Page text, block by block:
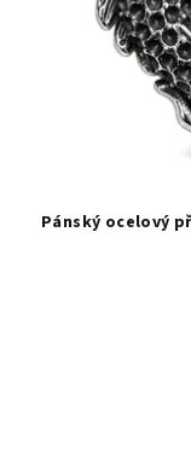
Pánský ocelový